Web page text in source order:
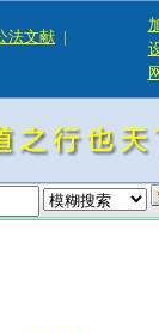
法文献 |